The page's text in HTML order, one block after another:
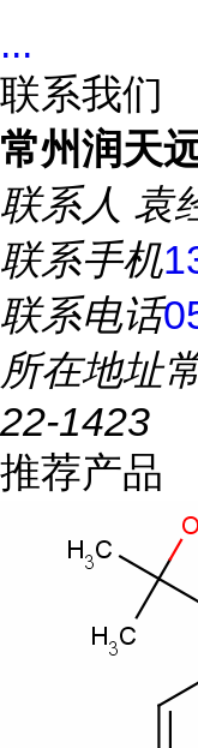
...
联系我们
常州润天
联系人 袁
联系手机
联系电话
所在地址
22-1423
推荐产品